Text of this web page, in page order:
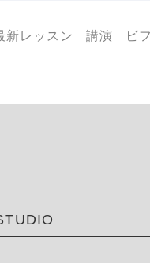
新レッスン 講演 ビ